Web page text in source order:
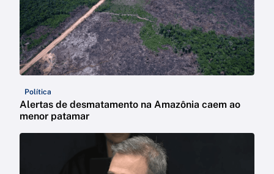
Política
Alertas de desmatamento na Amazônia caem ao
menor patamar